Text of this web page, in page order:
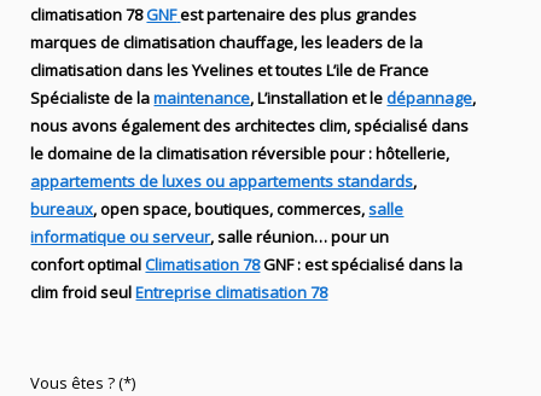
climatisation 78GNFest partenaire des plus grandes
marques declimatisation chauffage, les leadersde la
climatisation dans les Yvelines et toutes L’ile de France
Spécialiste delamaintenance, L’installationet ledépannage,
nous avons également des architectes clim,spécialisé dans
le domaine de laclimatisation réversiblepour : hôtellerie,
appartements de luxes ou appartements standards,
bureaux, open space, boutiques, commerces,salle
informatique ou serveur, salle réunion… pour un
confort optimalClimatisation 78GNF:estspécialisédans la
climfroid seulEntreprise climatisation 78
Vous êtes ? (*)